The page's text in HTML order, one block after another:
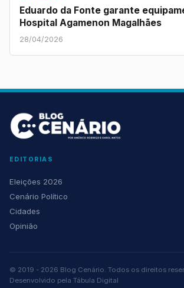
Eduardo da Fonte garante
Hospital Agamenon Magalhães
28/04/2026
EDITORIAS
Eleições 2026
Cenário Político
Cidades
Opinião
© 2019 - 2026 Blog Cenário. Todos os direitos
Desenvolvido pela Tábula Digital